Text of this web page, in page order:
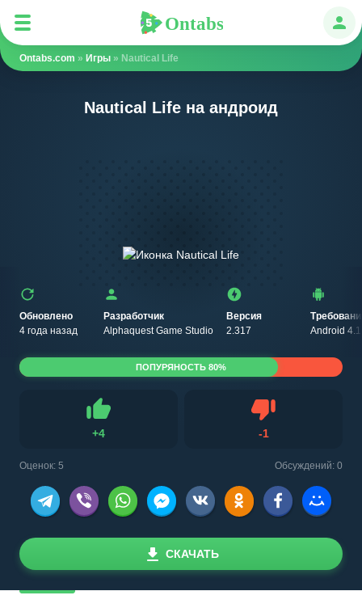
Ontabs
Ontabs.com » Игры » Nautical Life
Nautical Life на андроид
Обновлено
4 года назад
Разработчик
Alphaquest Game Studio
Версия
2.317
Android 4.1
+4
Нравится
-1
Оценок: 5 Обсуждений: 0
ПОПУРЯНОСТЬ 80%
СКАЧАТЬ